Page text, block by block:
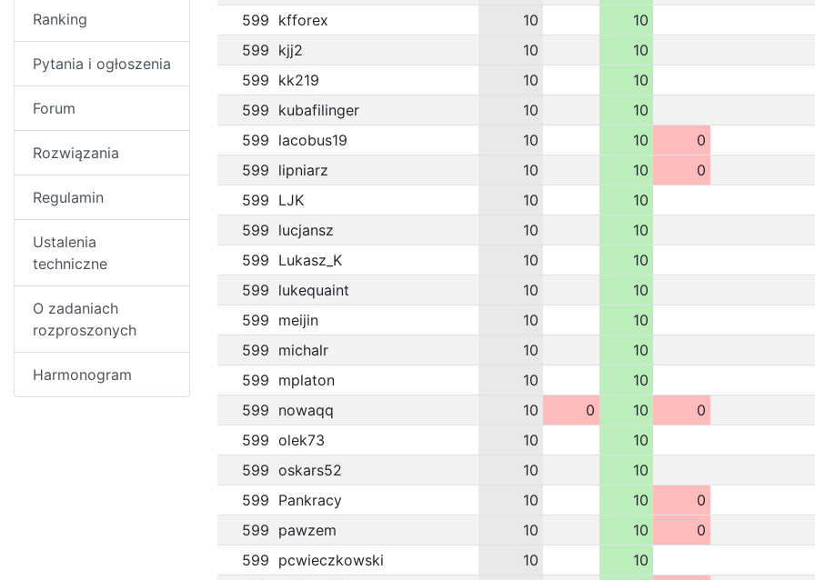
Ranking
Pytania i ogłoszenia
Forum
Rozwiązania
Regulamin
Ustalenia
techniczne
O zadaniach
rozproszonych
Harmonogram
599 kfforex 10
10
599 kjj2 10
10
599 kk219 10
10
599 kubafilinger 10
10
599 lacobus19 10 10
0
599 lipniarz 10 10
0
599 LJK 10
10
599 lucjansz 10
10
599 Lukasz_K 10
10
599 lukequaint 10
10
599 meijin 10
10
599 michalr 10
10
599 mplaton 10
10
599 nowaqq 10 0 10
0
599 olek73 10
10
599 oskars52 10
10
599 Pankracy 10 10
0
599 pawzem 10 10
0
599 pcwieczkowski 10
10